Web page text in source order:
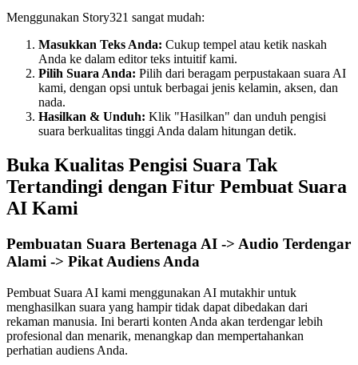
Menggunakan Story321 sangat mudah:
Masukkan Teks Anda: Cukup tempel atau ketik naskah
Anda ke dalam editor teks intuitif kami.
Pilih Suara Anda: Pilih dari beragam perpustakaan suara AI
kami, dengan opsi untuk berbagai jenis kelamin, aksen, dan
nada.
Hasilkan & Unduh: Klik "Hasilkan" dan unduh pengisi
suara berkualitas tinggi Anda dalam hitungan detik.
Buka Kualitas Pengisi Suara Tak
Tertandingi dengan Fitur Pembuat Suara
AI Kami
Pembuatan Suara Bertenaga AI -> Audio Terdengar
Alami -> Pikat Audiens Anda
Pembuat Suara AI kami menggunakan AI mutakhir untuk
menghasilkan suara yang hampir tidak dapat dibedakan dari
rekaman manusia. Ini berarti konten Anda akan terdengar lebih
profesional dan menarik, menangkap dan mempertahankan
perhatian audiens Anda.